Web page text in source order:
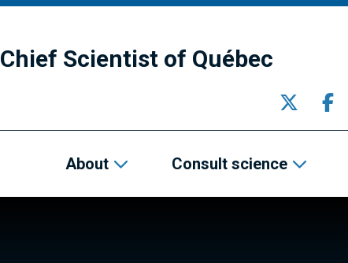
Chief Scientist of Québec
About Consult science